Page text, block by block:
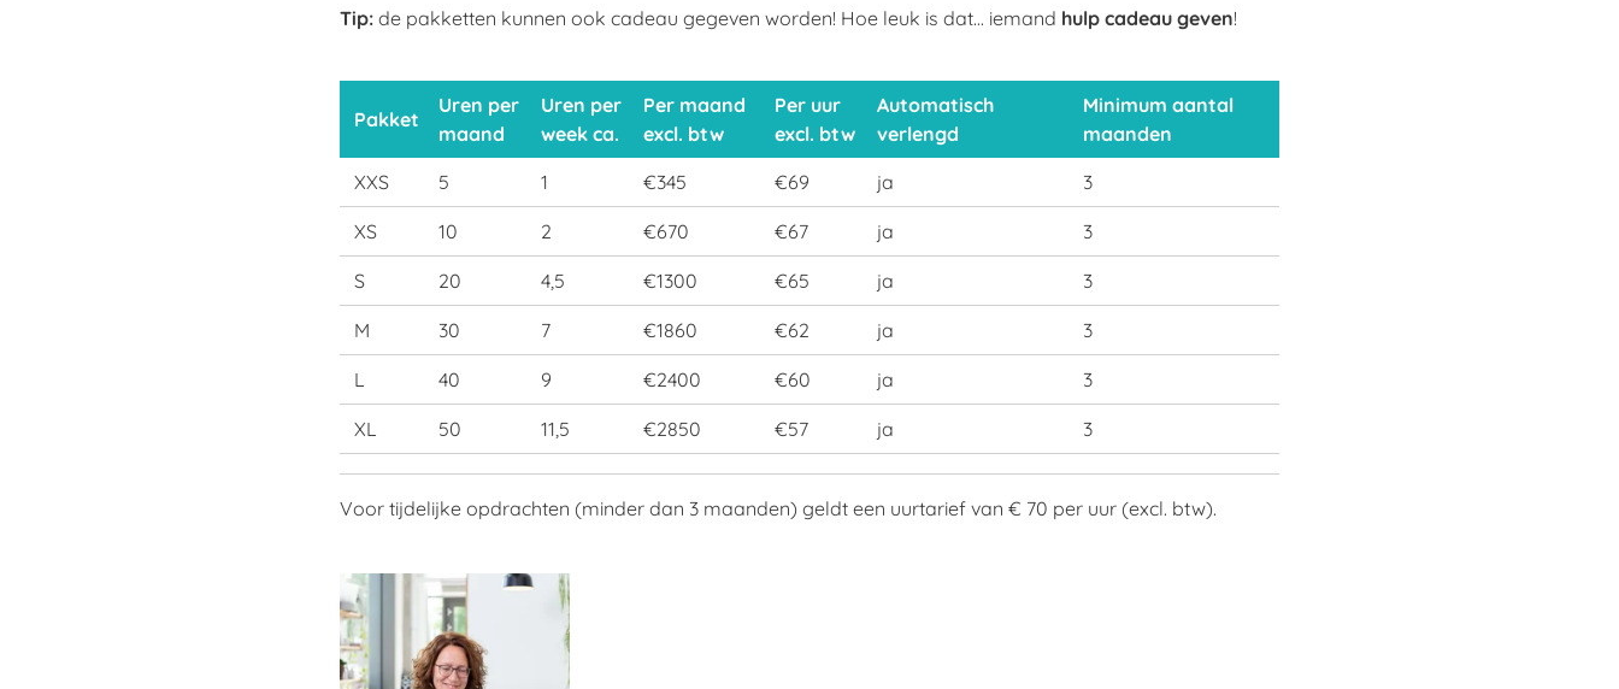
Tip: de pakketten kunnen ook cadeau gegeven worden! Hoe leuk is dat... iemand hulp cadeau geven!
Pakket
Uren per
maand
Uren per
week ca.
Per maand
excl. btw
Per uur
excl. btw
Automatisch
verlengd
Minimum aantal
maanden
XXS
5 1 €345 €69 ja 3
XS 10 2 €670 €67 ja 3
S 20 4,5 €1300 €65 ja 3
M 30 7 €1860 €62 ja 3
L 40 9 €2400 €60 ja 3
XL 50 11,5 €2850 €57 ja 3
Voor tijdelijke opdrachten (minder dan 3 maanden) geldt een uurtarief van € 70 per uur (excl. btw).